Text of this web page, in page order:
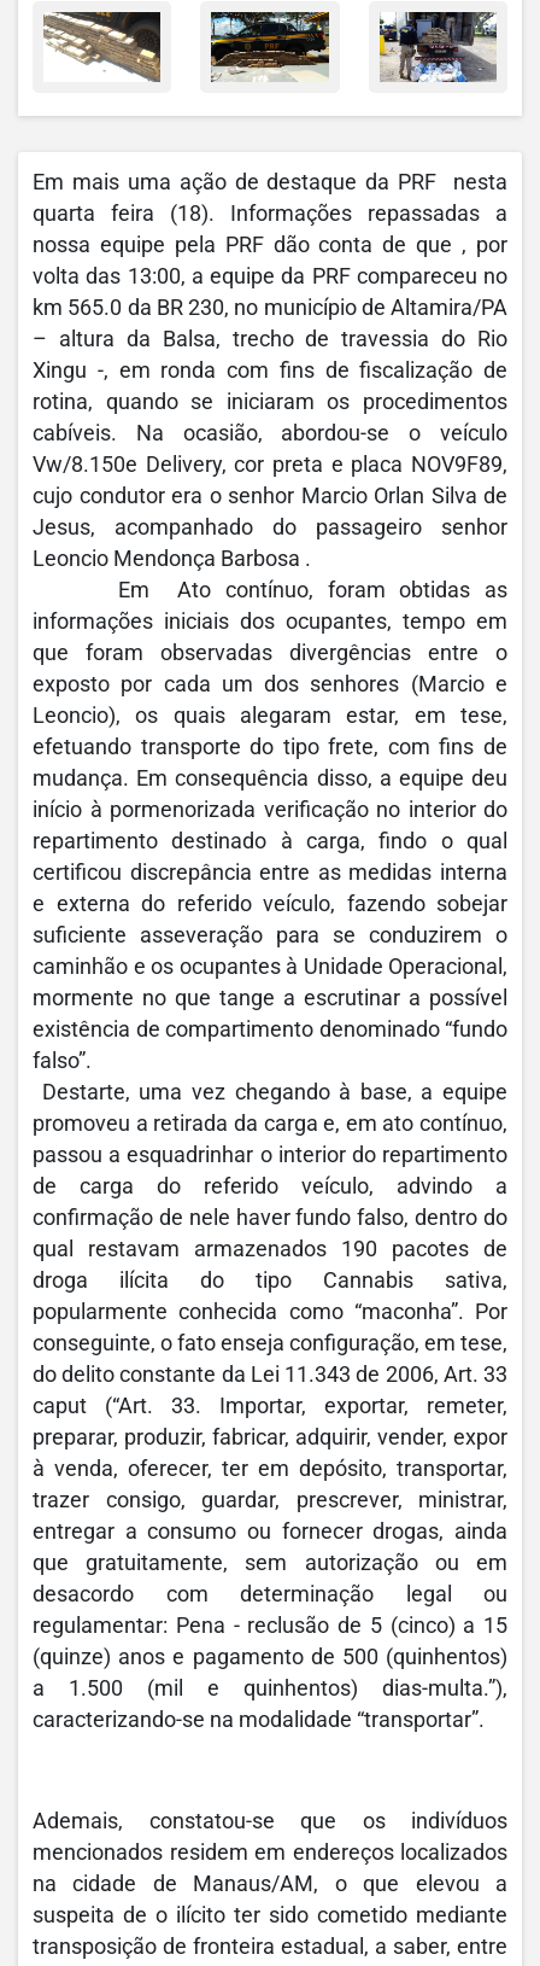
Em mais uma ação de destaque da PRF nesta
quarta feira (18). Informações repassadas a
nossa equipe pela PRF dão conta de que , por
volta das 13:00, a equipe da PRF compareceu no
km 565.0 da BR 230, no município de Altamira/PA
– altura da Balsa, trecho de travessia do Rio
Xingu -, em ronda com fins de fiscalização de
rotina, quando se iniciaram os procedimentos
cabíveis. Na ocasião, abordou-se o veículo
Vw/8.150e Delivery, cor preta e placa NOV9F89,
cujo condutor era o senhor Marcio Orlan Silva de
Jesus, acompanhado do passageiro senhor
Leoncio Mendonça Barbosa .
Em Ato contínuo, foram obtidas as
informações iniciais dos ocupantes, tempo em
que foram observadas divergências entre o
exposto por cada um dos senhores (Marcio e
Leoncio), os quais alegaram estar, em tese,
efetuando transporte do tipo frete, com fins de
mudança. Em consequência disso, a equipe deu
início à pormenorizada verificação no interior do
repartimento destinado à carga, findo o qual
certificou discrepância entre as medidas interna
e externa do referido veículo, fazendo sobejar
suficiente asseveração para se conduzirem o
caminhão e os ocupantes à Unidade Operacional,
mormente no que tange a escrutinar a possível
existência de compartimento denominado “fundo
falso”.
Destarte, uma vez chegando à base, a equipe
promoveu a retirada da carga e, em ato contínuo,
passou a esquadrinhar o interior do repartimento
de carga do referido veículo, advindo a
confirmação de nele haver fundo falso, dentro do
qual restavam armazenados 190 pacotes de
droga ilícita do tipo Cannabis sativa,
popularmente conhecida como “maconha”. Por
conseguinte, o fato enseja configuração, em tese,
do delito constante da Lei 11.343 de 2006, Art. 33
caput (“Art. 33. Importar, exportar, remeter,
preparar, produzir, fabricar, adquirir, vender, expor
à venda, oferecer, ter em depósito, transportar,
trazer consigo, guardar, prescrever, ministrar,
entregar a consumo ou fornecer drogas, ainda
que gratuitamente, sem autorização ou em
desacordo com determinação legal ou
regulamentar: Pena - reclusão de 5 (cinco) a 15
(quinze) anos e pagamento de 500 (quinhentos)
a 1.500 (mil e quinhentos) dias-multa.”),
caracterizando-se na modalidade “transportar”.
Ademais, constatou-se que os indivíduos
mencionados residem em endereços localizados
na cidade de Manaus/AM, o que elevou a
suspeita de o ilícito ter sido cometido mediante
transposição de fronteira estadual, a saber, entre